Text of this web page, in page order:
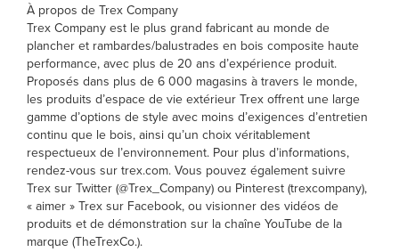
À propos de Trex Company
Trex Company est le plus grand fabricant au monde de
plancher et rambardes/balustrades en bois composite haute
performance, avec plus de 20 ans d’expérience produit.
Proposés dans plus de 6 000 magasins à travers le monde,
les produits d’espace de vie extérieur Trex offrent une large
gamme d’options de style avec moins d’exigences d’entretien
continu que le bois, ainsi qu’un choix véritablement
respectueux de l’environnement. Pour plus d’informations,
rendez-vous sur trex.com. Vous pouvez également suivre
Trex sur Twitter (@Trex_Company) ou Pinterest (trexcompany),
« aimer » Trex sur Facebook, ou visionner des vidéos de
produits et de démonstration sur la chaîne YouTube de la
marque (TheTrexCo.).